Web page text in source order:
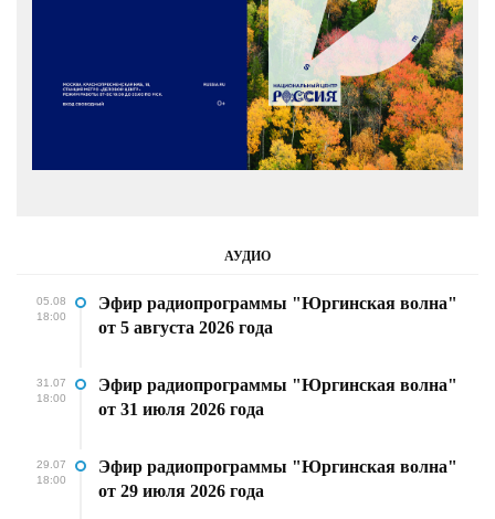
АУДИО
05.08
18:00
Эфир радиопрограммы "Юргинская волна"
от 5 августа 2026 года
31.07
18:00
Эфир радиопрограммы "Юргинская волна"
от 31 июля 2026 года
29.07
18:00
Эфир радиопрограммы "Юргинская волна"
от 29 июля 2026 года